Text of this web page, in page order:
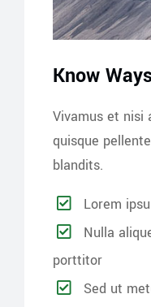
Know
Vivamus et nisi
quisque
blandits.
Lorem
Nulla
porttitor
Sed ut